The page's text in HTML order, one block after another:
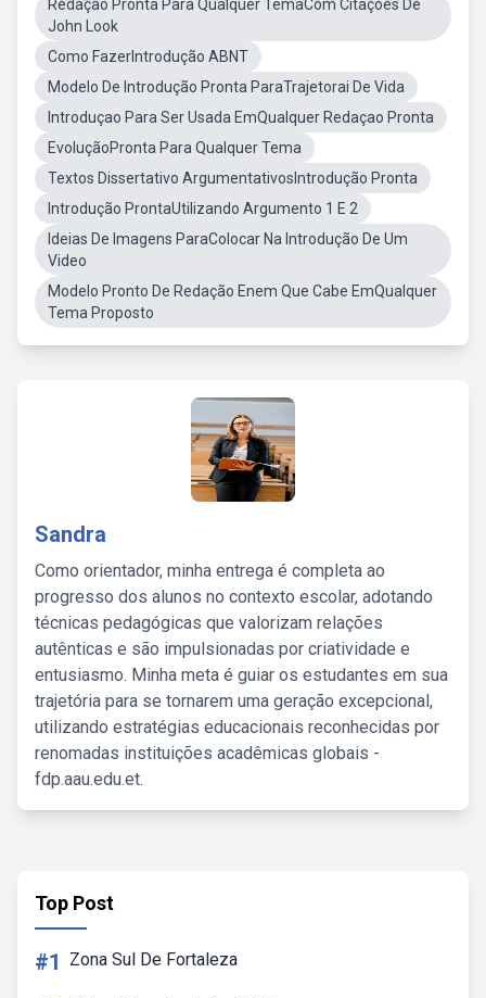
Redação Pronta Para Qualquer TemaCom Citações De
John Look
Como FazerIntrodução ABNT
Modelo De Introdução Pronta ParaTrajetorai De Vida
Introduçao Para Ser Usada EmQualquer Redaçao Pronta
EvoluçãoPronta Para Qualquer Tema
Textos Dissertativo ArgumentativosIntrodução Pronta
Introdução ProntaUtilizando Argumento 1 E 2
Ideias De Imagens ParaColocar Na Introdução De Um
Video
Modelo Pronto De Redação Enem Que Cabe EmQualquer
Tema Proposto
Sandra
Como orientador, minha entrega é completa ao
progresso dos alunos no contexto escolar, adotando
técnicas pedagógicas que valorizam relações
autênticas e são impulsionadas por criatividade e
entusiasmo. Minha meta é guiar os estudantes em sua
trajetória para se tornarem uma geração excepcional,
utilizando estratégias educacionais reconhecidas por
renomadas instituições acadêmicas globais -
fdp.aau.edu.et.
Top Post
#1 Zona Sul De Fortaleza